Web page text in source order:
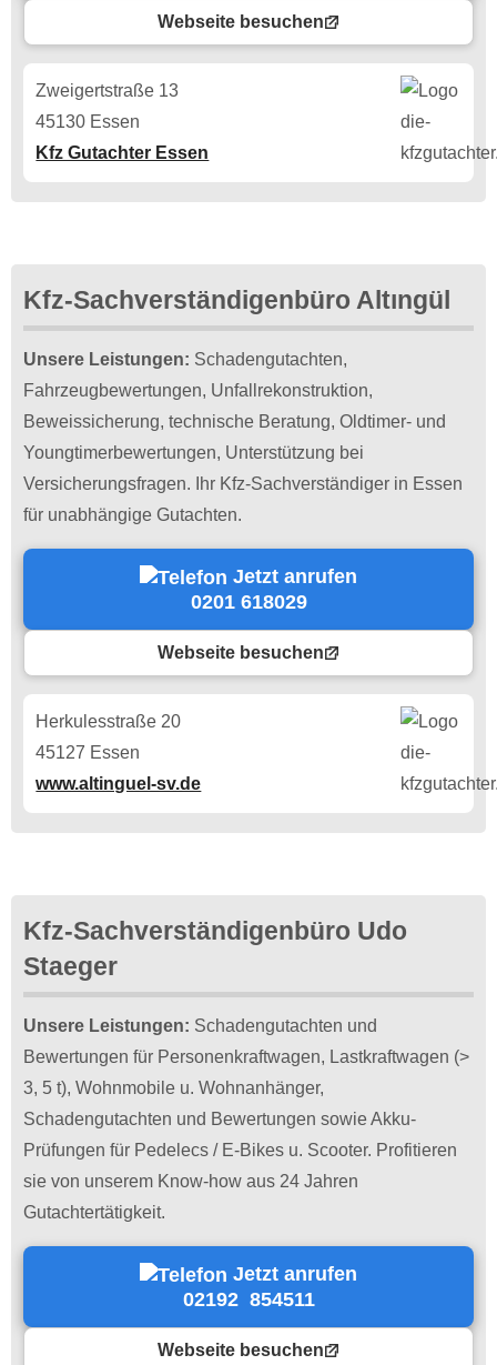
Webseite besuchen
Zweigertstraße 13
45130 Essen
Kfz Gutachter Essen
Kfz-Sachverständigenbüro Altıngül
Unsere Leistungen: Schadengutachten,
Fahrzeugbewertungen, Unfallrekonstruktion,
Beweissicherung, technische Beratung, Oldtimer- und
Youngtimerbewertungen, Unterstützung bei
Versicherungsfragen. Ihr Kfz-Sachverständiger in Essen
für unabhängige Gutachten.
Jetzt anrufen
0201 618029
Webseite besuchen
Herkulesstraße 20
45127 Essen
www.altinguel-sv.de
Kfz-Sachverständigenbüro Udo
Staeger
Unsere Leistungen: Schadengutachten und
Bewertungen für Personenkraftwagen, Lastkraftwagen (>
3, 5 t), Wohnmobile u. Wohnanhänger,
Schadengutachten und Bewertungen sowie Akku-
Prüfungen für Pedelecs / E-Bikes u. Scooter. Profitieren
sie von unserem Know-how aus 24 Jahren
Gutachtertätigkeit.
Jetzt anrufen
02192 854511
Webseite besuchen